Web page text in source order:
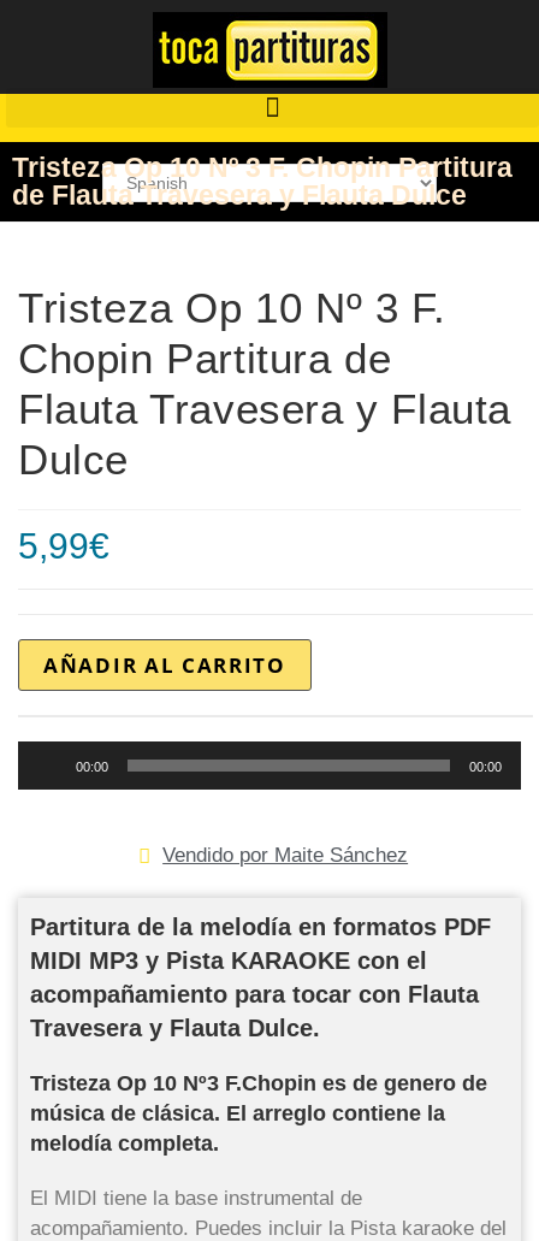
Tristeza Op 10 Nº 3 F. Chopin Partitura
de Flauta Travesera y Flauta Dulce
Tristeza Op 10 Nº 3 F.
Chopin Partitura de
Flauta Travesera y Flauta
Dulce
5,99€
AÑADIR AL CARRITO
de
00:00 00:00
Vendido por Maite Sánchez
Partitura de la melodía en formatos PDF
MIDI MP3 y Pista KARAOKE con el
acompañamiento para tocar con Flauta
Travesera y Flauta Dulce.
Tristeza Op 10 Nº3 F.Chopin es de genero de
música de clásica. El arreglo contiene la
melodía completa.
El MIDI tiene la base instrumental de
acompañamiento. Puedes incluir la Pista karaoke del